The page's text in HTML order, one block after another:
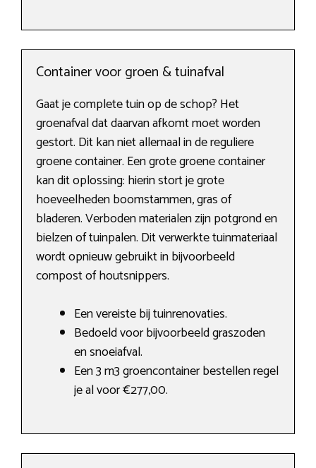
Container voor groen & tuinafval
Gaat je complete tuin op de schop? Het
groenafval dat daarvan afkomt moet worden
gestort. Dit kan niet allemaal in de reguliere
groene container. Een grote groene container
kan dit oplossing: hierin stort je grote
hoeveelheden boomstammen, gras of
bladeren. Verboden materialen zijn potgrond en
bielzen of tuinpalen. Dit verwerkte tuinmateriaal
wordt opnieuw gebruikt in bijvoorbeeld
compost of houtsnippers.
Een vereiste bij tuinrenovaties.
Bedoeld voor bijvoorbeeld graszoden
en snoeiafval.
Een 3 m3 groencontainer bestellen regel
je al voor €277,00.